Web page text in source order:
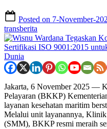
Posted on 7-November-
transberita
Jakarta, 6 November 2025 —
Pelayaran (BKKP)
layanan kesehatan maritim
Melalui unit layanannya,
(SMM), BKKP resmi meraih